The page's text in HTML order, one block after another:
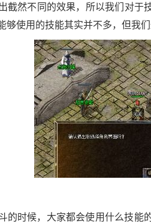
截然不同的效果，所以我们对于
够使用的技能其实并不多，但我
的时候，大家都会使用什么技能